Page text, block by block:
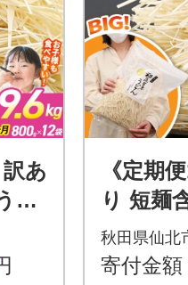
訳あ
ど
《定期
り 短麺
ん
_ikd-
秋田県仙北
寄付金額